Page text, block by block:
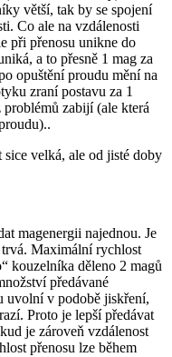
větší, tak by se spojení
Co ale na vzdálenosti
při přenosu unikne do
a to přesně 1 mag za
opuštění proudu mění na
zraní postavu za 1
zabijí (ale která
velká, ale od jisté doby
magenergii najednou. Je
Maximální rychlost
kouzelníka děleno 2 magů
předávané
uvolní v podobě jiskření,
Proto je lepší předávat
je zároveň vzdálenost
přenosu lze během